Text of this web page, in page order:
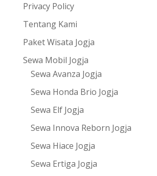
Privacy Policy
Tentang Kami
Paket Wisata Jogja
Sewa Mobil Jogja
Sewa Avanza Jogja
Sewa Honda Brio Jogja
Sewa Elf Jogja
Sewa Innova Reborn Jogja
Sewa Hiace Jogja
Sewa Ertiga Jogja